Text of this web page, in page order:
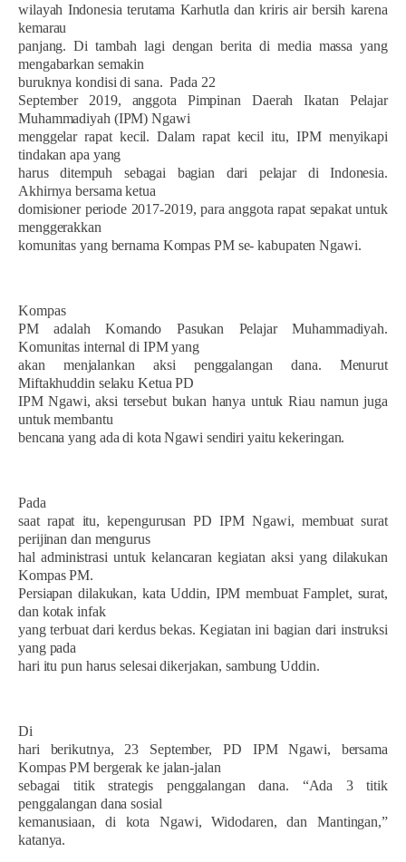
wilayah Indonesia terutama Karhutla dan kriris air bersih karena
kemarau
panjang. Di tambah lagi dengan berita di media massa yang
mengabarkan semakin
buruknya kondisi di sana. Pada 22
September 2019, anggota Pimpinan Daerah Ikatan Pelajar
Muhammadiyah (IPM) Ngawi
menggelar rapat kecil. Dalam rapat kecil itu, IPM menyikapi
tindakan apa yang
harus ditempuh sebagai bagian dari pelajar di Indonesia.
Akhirnya bersama ketua
domisioner periode 2017-2019, para anggota rapat sepakat untuk
menggerakkan
komunitas yang bernama Kompas PM se- kabupaten Ngawi.
Kompas
PM adalah Komando Pasukan Pelajar Muhammadiyah.
Komunitas internal di IPM yang
akan menjalankan aksi penggalangan dana. Menurut
Miftakhuddin selaku Ketua PD
IPM Ngawi, aksi tersebut bukan hanya untuk Riau namun juga
untuk membantu
bencana yang ada di kota Ngawi sendiri yaitu kekeringan.
Pada
saat rapat itu, kepengurusan PD IPM Ngawi, membuat surat
perijinan dan mengurus
hal administrasi untuk kelancaran kegiatan aksi yang dilakukan
Kompas PM.
Persiapan dilakukan, kata Uddin, IPM membuat Famplet, surat,
dan kotak infak
yang terbuat dari kerdus bekas. Kegiatan ini bagian dari instruksi
yang pada
hari itu pun harus selesai dikerjakan, sambung Uddin.
Di
hari berikutnya, 23 September, PD IPM Ngawi, bersama
Kompas PM bergerak ke jalan-jalan
sebagai titik strategis penggalangan dana. “Ada 3 titik
penggalangan dana sosial
kemanusiaan, di kota Ngawi, Widodaren, dan Mantingan,”
katanya.